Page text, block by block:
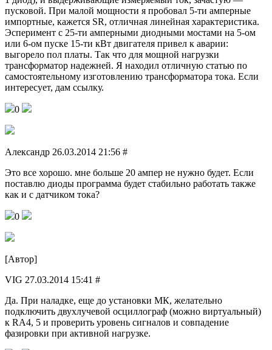
пусковой. При малой мощности я пробовал 5-ти амперные
импортные, кажется SR, отличная линейная характеристика.
Эсперимент с 25-ти амперными диодными мостами на 5-ом
или 6-ом пуске 15-ти кВт двигателя привел к аварии:
выгорело пол платы. Так что для мощной нагрузки
трансформатор надежней. Я находил отличную статью по
самостоятельному изготовлению трансформатора тока. Если
интересует, дам ссылку.
0
Александр 26.03.2014 21:56 #
Это все хорошо. мне больше 20 ампер не нужно будет. Если
поставлю диоды программа будет стабильно работать также
как и с датчиком тока?
0
[Автор]
VIG 27.03.2014 15:41 #
Да. При наладке, еще до установки МК, желательно
подключить двухлучевой осциллограф (можно виртуальный)
к RA4, 5 и проверить уровень сигналов и совпадение
фазировки при активной нагрузке.